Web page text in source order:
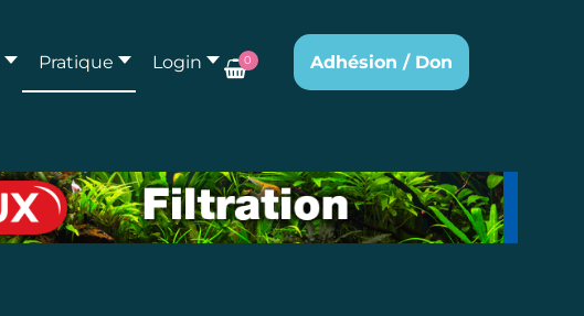
Pratique Login 0 Adhésion / Don